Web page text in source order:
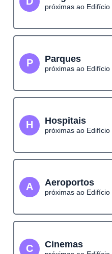
próximas ao Edifício
P Parques
próximas ao Edifício
H Hospitais
próximas ao Edifício
A Aeroportos
próximas ao Edifício
C Cinemas